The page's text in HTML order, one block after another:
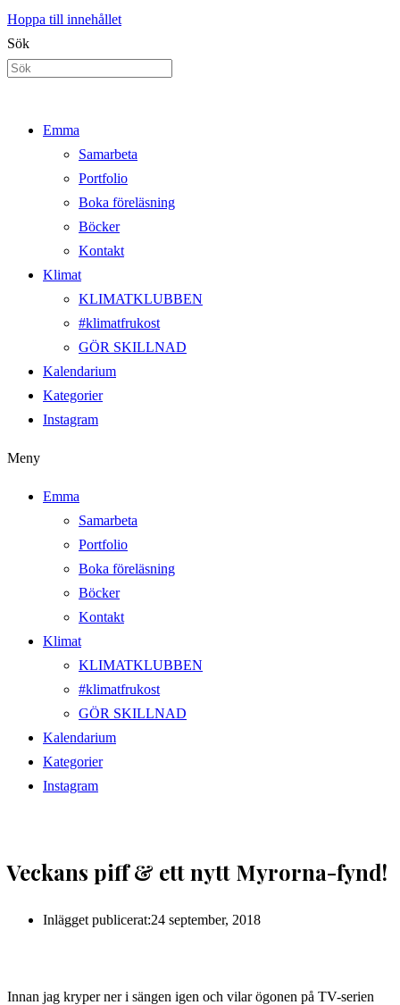
Hoppa till innehållet
Sök
Emma
Samarbeta
Portfolio
Boka föreläsning
Böcker
Kontakt
Klimat
KLIMATKLUBBEN
#klimatfrukost
GÖR SKILLNAD
Kalendarium
Kategorier
Instagram
Meny
Emma
Samarbeta
Portfolio
Boka föreläsning
Böcker
Kontakt
Klimat
KLIMATKLUBBEN
#klimatfrukost
GÖR SKILLNAD
Kalendarium
Kategorier
Instagram
Veckans piff & ett nytt Myrorna-fynd!
Inlägget publicerat:24 september, 2018
Innan jag kryper ner i sängen igen och vilar ögonen på TV-serien